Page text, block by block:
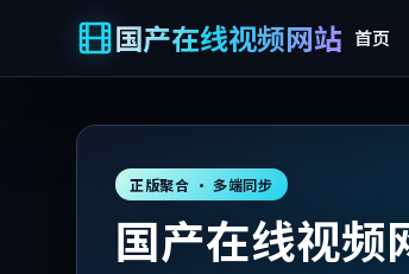
国产在线视频网站 首页
正版聚合 · 多端同步
国产在线视频